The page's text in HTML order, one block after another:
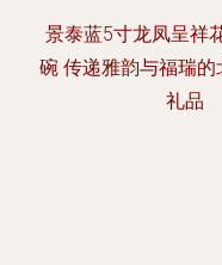
景泰蓝5寸龙凤呈祥
碗 传递雅韵与福瑞
礼品